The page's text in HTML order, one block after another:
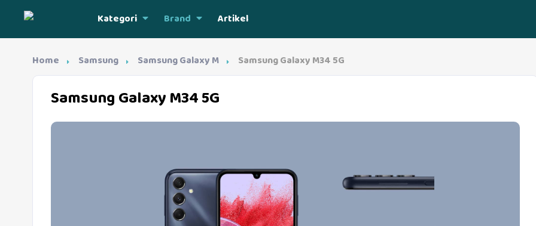
Kategori Brand Artikel
Home Samsung Samsung Galaxy M Samsung Galaxy M34 5G
Samsung Galaxy M34 5G